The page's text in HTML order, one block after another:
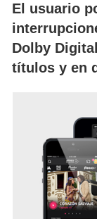
El usuario
Dolby
títulos y en